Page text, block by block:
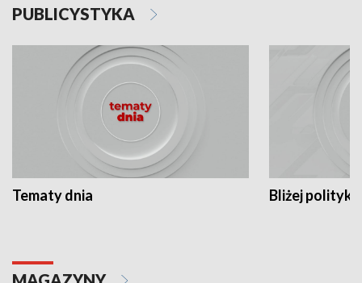
PUBLICYSTYKA
Tematy dnia Bliżej polityki